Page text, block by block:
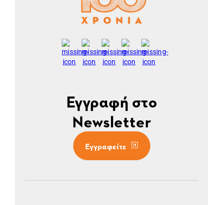
Εγγραφή στο
Newsletter
Εγγραφείτε